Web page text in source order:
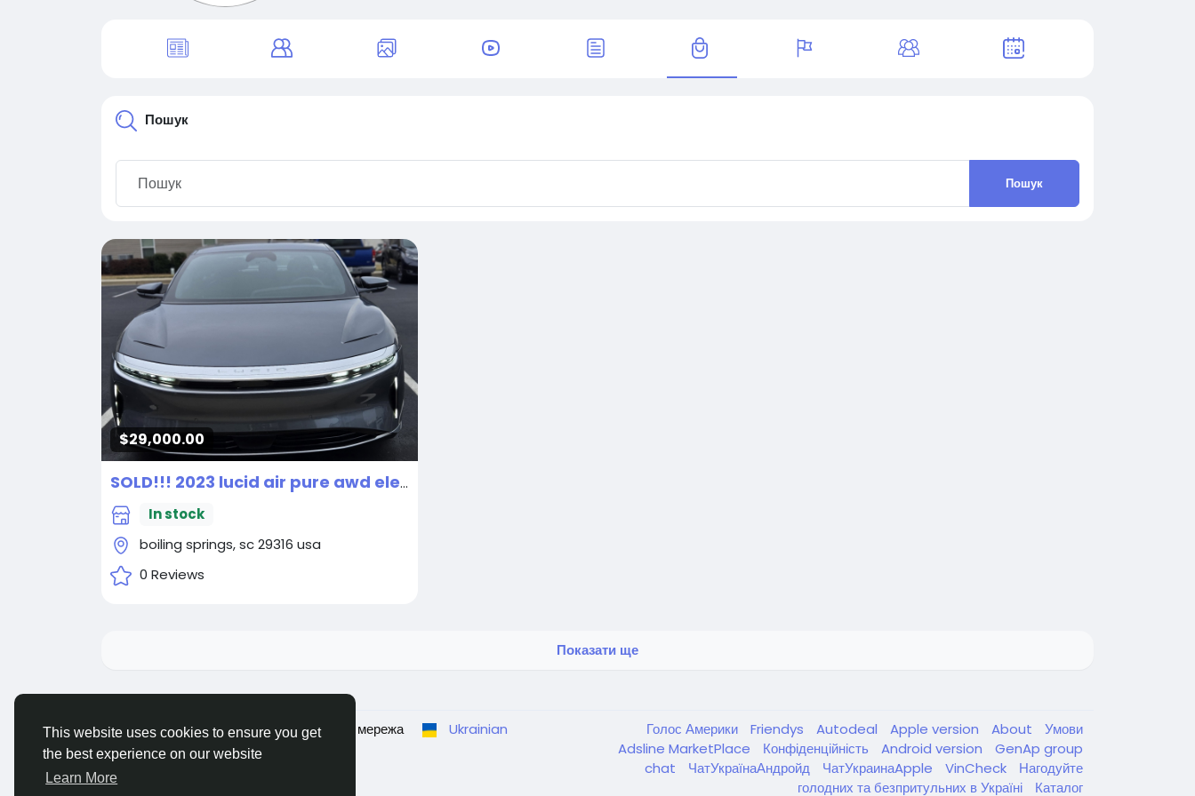
This website uses cookies to ensure you get
the best experience on our website
Learn More
Пошук
Пошук
$29,000.00
SOLD!!! 2023 lucid air pure awd electric
In stock
boiling springs, sc 29316 usa
0 Reviews
Показати ще
© 2026 Ukraina - Українська соціальна мережа Ukrainian Голос Америки Friendys Autodeal Apple version About
Умови
Adsline MarketPlace
Конфіденційність Android version
GenAp group
chat
ЧатУкраїнаАндройд ЧатУкраинаApple VinCheck
Нагодуйте
голодних та безпритульних в Україні
Каталог